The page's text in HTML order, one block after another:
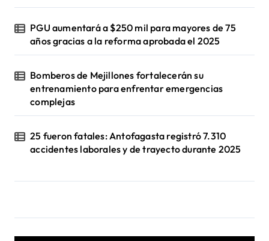
PGU aumentará a $250 mil para mayores de 75
años gracias a la reforma aprobada el 2025
Bomberos de Mejillones fortalecerán su
entrenamiento para enfrentar emergencias
complejas
25 fueron fatales: Antofagasta registró 7.310
accidentes laborales y de trayecto durante 2025